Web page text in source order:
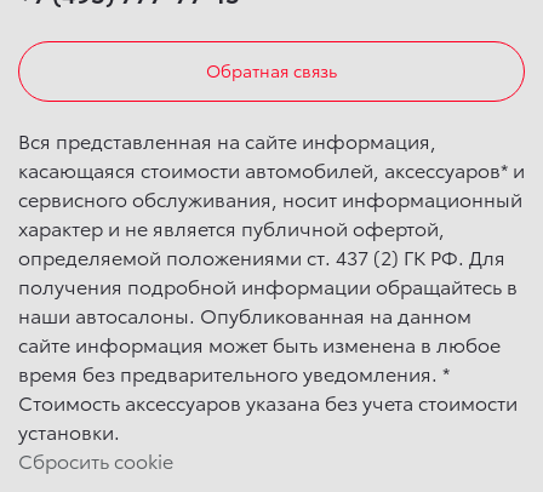
Обратная связь
Вся представленная на сайте информация,
касающаяся стоимости автомобилей, аксессуаров* и
сервисного обслуживания, носит информационный
характер и не является публичной офертой,
определяемой положениями ст. 437 (2) ГК РФ. Для
получения подробной информации обращайтесь в
наши автосалоны. Опубликованная на данном
сайте информация может быть изменена в любое
время без предварительного уведомления. *
Стоимость аксессуаров указана без учета стоимости
установки.
Сбросить cookie